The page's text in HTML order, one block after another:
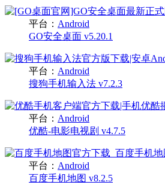
平台： Android
GO安全桌面 v5.20.1
平台： Android
搜狗手机输入法 v7.2.3
平台： Android
优酷-电影电视剧 v4.7.5
平台： Android
百度手机地图 v8.2.5